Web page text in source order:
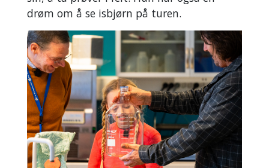
drøm om å se isbjørn på turen.